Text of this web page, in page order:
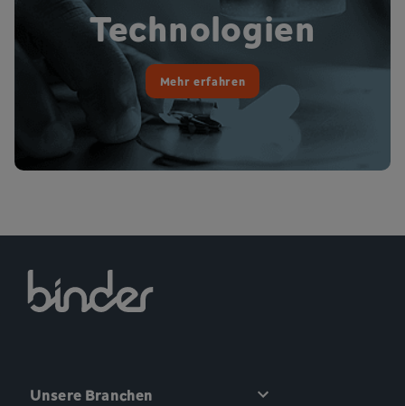
Technologien
Mehr erfahren
Unsere Branchen